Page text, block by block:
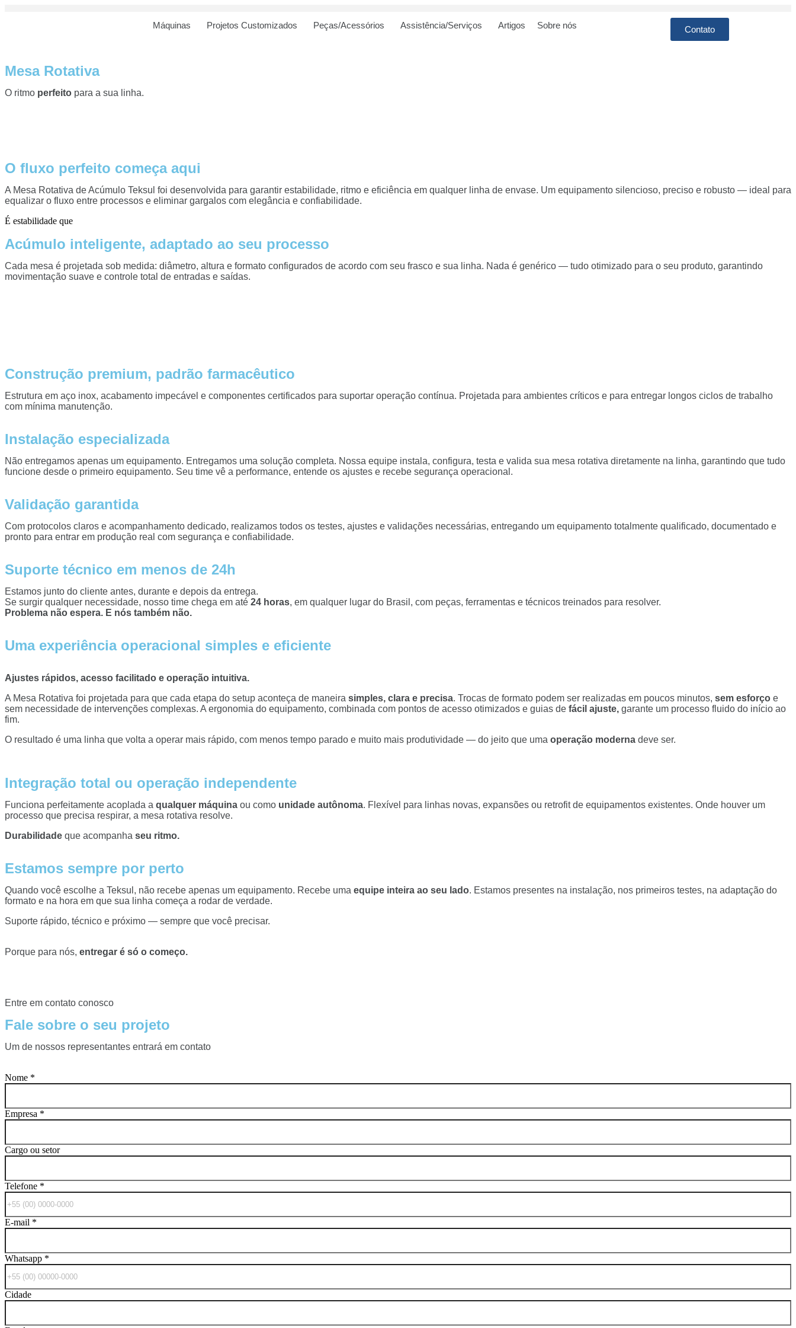
Máquinas Projetos Customizados Peças/Acessórios Assistência/Serviços Artigos Sobre nós Contato
Mesa Rotativa
O ritmo perfeito para a sua linha.
O fluxo perfeito começa aqui
A Mesa Rotativa de Acúmulo Teksul foi desenvolvida para garantir estabilidade, ritmo e eficiência em qualquer linha de envase. Um equipamento silencioso, preciso e robusto — ideal para
equalizar o fluxo entre processos e eliminar gargalos com elegância e confiabilidade.
É estabilidade que
Acúmulo inteligente, adaptado ao seu processo
Cada mesa é projetada sob medida: diâmetro, altura e formato configurados de acordo com seu frasco e sua linha. Nada é genérico — tudo otimizado para o seu produto, garantindo
movimentação suave e controle total de entradas e saídas.
Construção premium, padrão farmacêutico
Estrutura em aço inox, acabamento impecável e componentes certificados para suportar operação contínua. Projetada para ambientes críticos e para entregar longos ciclos de trabalho
com mínima manutenção.
Instalação especializada
Não entregamos apenas um equipamento. Entregamos uma solução completa. Nossa equipe instala, configura, testa e valida sua mesa rotativa diretamente na linha, garantindo que tudo
funcione desde o primeiro equipamento. Seu time vê a performance, entende os ajustes e recebe segurança operacional.
Validação garantida
Com protocolos claros e acompanhamento dedicado, realizamos todos os testes, ajustes e validações necessárias, entregando um equipamento totalmente qualificado, documentado e
pronto para entrar em produção real com segurança e confiabilidade.
Suporte técnico em menos de 24h
Estamos junto do cliente antes, durante e depois da entrega.
Se surgir qualquer necessidade, nosso time chega em até 24 horas, em qualquer lugar do Brasil, com peças, ferramentas e técnicos treinados para resolver.
Problema não espera. E nós também não.
Uma experiência operacional simples e eficiente
Ajustes rápidos, acesso facilitado e operação intuitiva.
A Mesa Rotativa foi projetada para que cada etapa do setup aconteça de maneira simples, clara e precisa. Trocas de formato podem ser realizadas em poucos minutos, sem esforço e
sem necessidade de intervenções complexas. A ergonomia do equipamento, combinada com pontos de acesso otimizados e guias de fácil ajuste, garante um processo fluido do início ao
fim.
O resultado é uma linha que volta a operar mais rápido, com menos tempo parado e muito mais produtividade — do jeito que uma operação moderna deve ser.
Integração total ou operação independente​
Funciona perfeitamente acoplada a qualquer máquina ou como unidade autônoma. Flexível para linhas novas, expansões ou retrofit de equipamentos existentes. Onde houver um
processo que precisa respirar, a mesa rotativa resolve.
Durabilidade que acompanha seu ritmo.
Estamos sempre por perto
Quando você escolhe a Teksul, não recebe apenas um equipamento. Recebe uma equipe inteira ao seu lado. Estamos presentes na instalação, nos primeiros testes, na adaptação do
formato e na hora em que sua linha começa a rodar de verdade.
Suporte rápido, técnico e próximo — sempre que você precisar.
Porque para nós, entregar é só o começo.
Entre em contato conosco
Fale sobre o seu projeto
Um de nossos representantes entrará em contato
Nome *
Empresa *
Cargo ou setor
Telefone *
E-mail *
Whatsapp *
Cidade